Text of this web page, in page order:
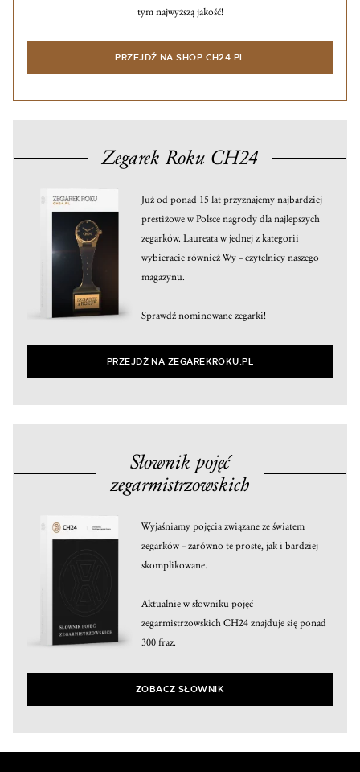
tym najwyższą jakość!
PRZEJDŹ NA SHOP.CH24.PL
Zegarek Roku CH24
Już od ponad 15 lat przyznajemy najbardziej
prestiżowe w Polsce nagrody dla najlepszych
zegarków. Laureata w jednej z kategorii
wybieracie również Wy – czytelnicy naszego
magazynu.
Sprawdź nominowane zegarki!
PRZEJDŹ NA ZEGAREKROKU.PL
Słownik pojęć
zegarmistrzowskich
Wyjaśniamy pojęcia związane ze światem
zegarków – zarówno te proste, jak i bardziej
skomplikowane.
Aktualnie w słowniku pojęć
zegarmistrzowskich CH24 znajduje się ponad
300 fraz.
ZOBACZ SŁOWNIK